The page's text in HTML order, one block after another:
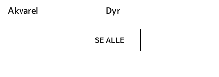
Akvarel Dyr
SE ALLE